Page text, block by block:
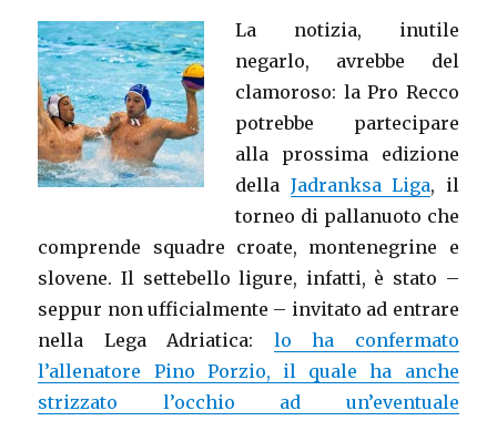
La notizia, inutile
negarlo, avrebbe del
clamoroso: la Pro Recco
potrebbe partecipare
alla prossima edizione
della Jadranksa Liga, il
torneo di pallanuoto che
comprende squadre croate, montenegrine e
slovene. Il settebello ligure, infatti, è stato –
seppur non ufficialmente – invitato ad entrare
nella Lega Adriatica: lo ha confermato
l’allenatore Pino Porzio, il quale ha anche
strizzato l’occhio ad un’eventuale